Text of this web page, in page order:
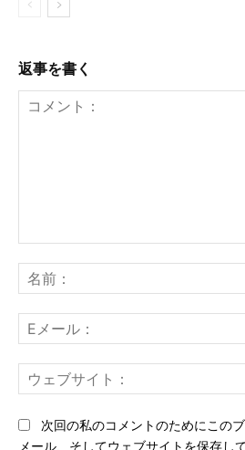
返事を書く
ン
ト：
次回の私のコメントのためにこの
メール、そしてウェブサイトを保存し